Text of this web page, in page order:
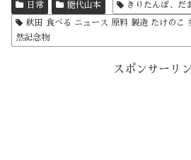
日常 能代山本 きりたんぽ、だ
秋田 食べる ニュース 原料 製造 たけのこ
然記念物
スポンサーリ